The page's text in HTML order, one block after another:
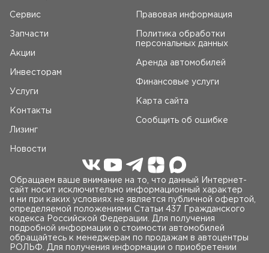
Сервис
Запчасти
Акции
Инвесторам
Услуги
Контакты
Лизинг
Новости
Правовая информация
Политика обработки
персональных данных
Аренда автомобилей
Финансовые услуги
Карта сайта
Сообщить об ошибке
Обращаем ваше внимание на то, что данный Интернет-
сайт носит исключительно информационный характер
и ни при каких условиях не является публичной офертой,
определяемой положениями Статьи 437 Гражданского
кодекса Российской Федерации. Для получения
подробной информации о стоимости автомобилей
обращайтесь к менеджерам по продажам в автоцентры
РОЛЬФ. Для получения информации о приобретении